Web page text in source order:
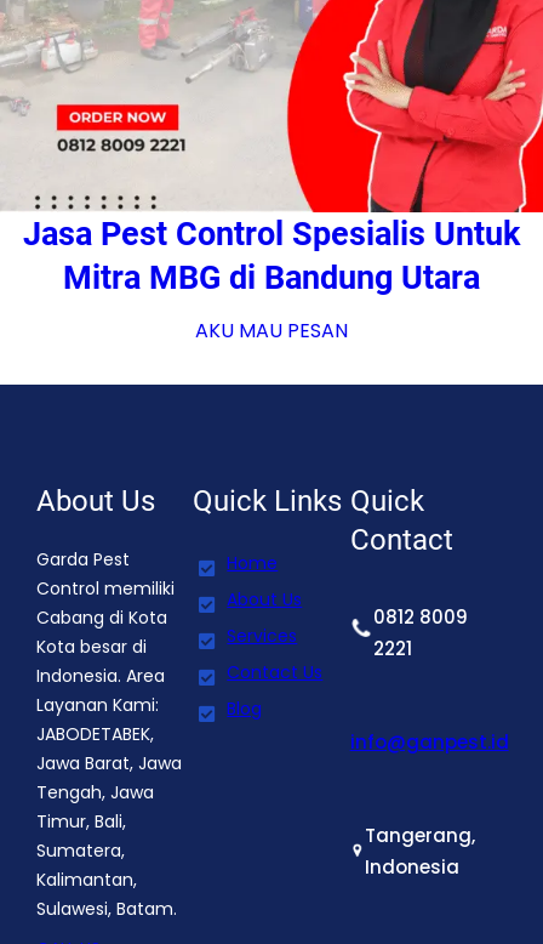
Jasa Pest Control Spesialis Untuk
Mitra MBG di Bandung Utara
AKU MAU PESAN
About Us
Garda Pest
Control memiliki
Cabang di Kota
Kota besar di
Indonesia. Area
Layanan Kami:
JABODETABEK,
Jawa Barat, Jawa
Tengah, Jawa
Timur, Bali,
Sumatera,
Kalimantan,
Sulawesi, Batam.
Quick Links
Home
About Us
Services
Contact Us
Blog
Quick
Contact
0812 8009
2221
info@ganpest.id
Tangerang,
Indonesia